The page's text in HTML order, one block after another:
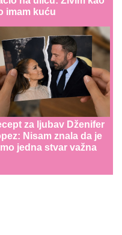
imam kuću
za ljubav Dženifer
Nisam znala da je
jedna stvar važna